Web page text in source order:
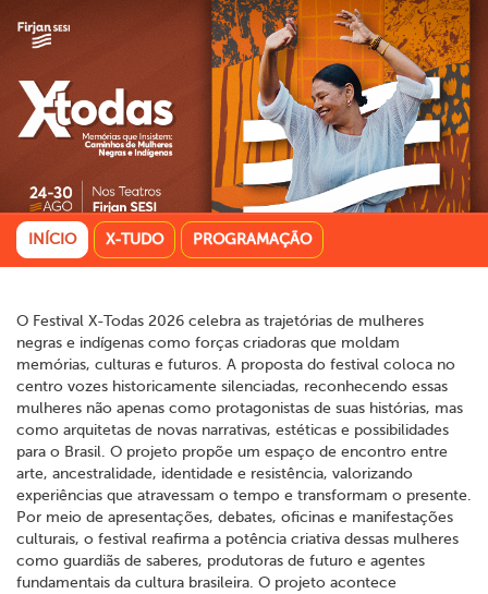
INÍCIO X-TUDO PROGRAMAÇÃO
O Festival X-Todas 2026 celebra as trajetórias de mulheres
negras e indígenas como forças criadoras que moldam
memórias, culturas e futuros. A proposta do festival coloca no
centro vozes historicamente silenciadas, reconhecendo essas
mulheres não apenas como protagonistas de suas histórias, mas
como arquitetas de novas narrativas, estéticas e possibilidades
para o Brasil. O projeto propõe um espaço de encontro entre
arte, ancestralidade, identidade e resistência, valorizando
experiências que atravessam o tempo e transformam o presente.
Por meio de apresentações, debates, oficinas e manifestações
culturais, o festival reafirma a potência criativa dessas mulheres
como guardiãs de saberes, produtoras de futuro e agentes
fundamentais da cultura brasileira. O projeto acontece